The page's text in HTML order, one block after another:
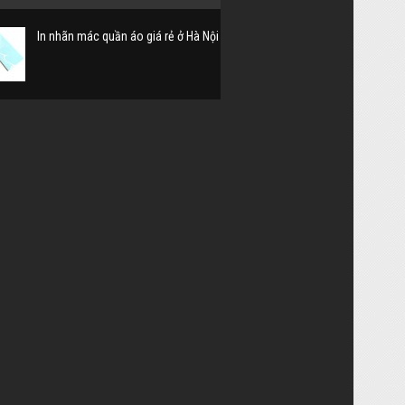
In nhãn mác quần áo giá rẻ ở Hà Nội